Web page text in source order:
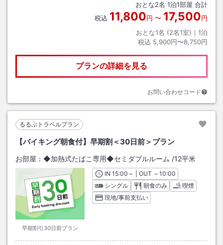
おとな2名 1泊1部屋 合計
税込 11,800円 〜 17,500円
おとな1名 (2名1室)｜ 1泊
税込 5,900円〜8,750円
プランの詳細を見る
お問い合わせコード
るるぶトラベルプラン
【バイキング朝食付】早期割＜30日前＞プラン
お部屋： ◆加熱式たばこ専用◆セミダブルルーム /12平米
早期割引30日前プラン
INチェックイン
15:00 ～ | OUT チェックアウト
～10:00
シングル
朝食のみ
喫煙
現地/事前支払い